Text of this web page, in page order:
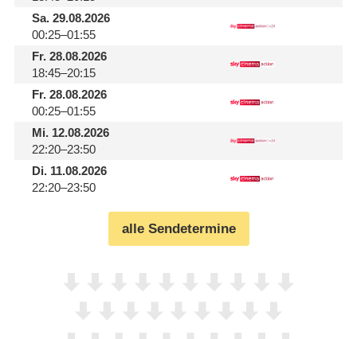
Sa.29.08.2026
00:25–01:55
Fr.28.08.2026
18:45–20:15
Fr.28.08.2026
00:25–01:55
Mi.12.08.2026
22:20–23:50
Di.11.08.2026
22:20–23:50
alle Sendetermine